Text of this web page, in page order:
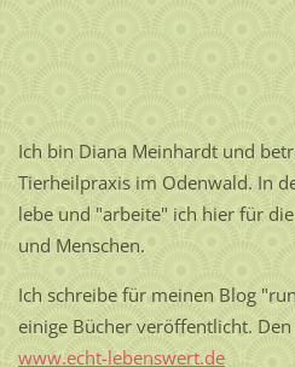
Ich bin Diana Meinhardt und
Tierheilpraxis im Odenwald. In
lebe und "arbeite" ich hier für
und Menschen.
Ich schreibe für meinen Blog
einige Bücher veröffentlicht.
www.echt-lebenswert.de